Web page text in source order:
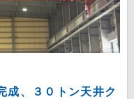
、３０トン天井ク